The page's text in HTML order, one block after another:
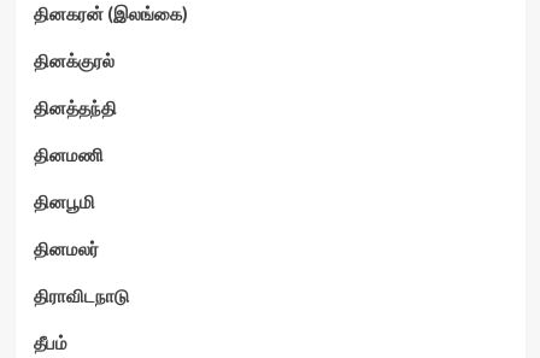
தினகரன் (இலங்கை)
தினக்குரல்
தினத்தந்தி
தினமணி
தினபூமி
தினமலர்
திராவிடநாடு
தீபம்